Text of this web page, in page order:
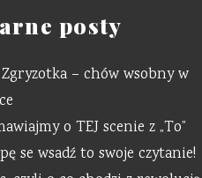
posty
– chów wsobny w
o TEJ scenie z „To”
se wsadź to swoje czytanie!